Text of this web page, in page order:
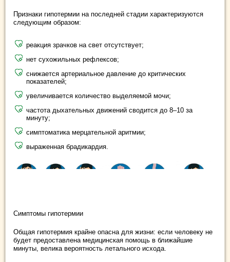
Признаки гипотермии на последней стадии характеризуются
следующим образом:
реакция зрачков на свет отсутствует;
нет сухожильных рефлексов;
снижается артериальное давление до критических
показателей;
увеличивается количество выделяемой мочи;
частота дыхательных движений сводится до 8–10 за
минуту;
симптоматика мерцательной аритмии;
выраженная брадикардия.
Симптомы гипотермии
Общая гипотермия крайне опасна для жизни: если человеку не
будет предоставлена медицинская помощь в ближайшие
минуты, велика вероятность летального исхода.